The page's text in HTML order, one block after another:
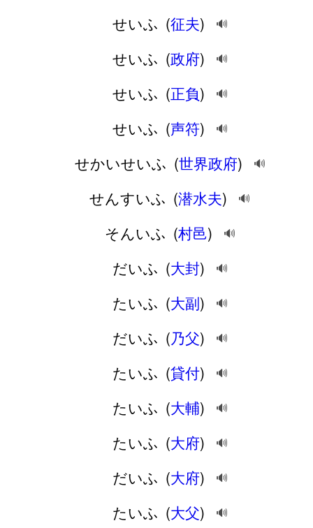
せいふ (征夫) 🔊
せいふ (政府) 🔊
せいふ (正負) 🔊
せいふ (声符) 🔊
せかいせいふ (世界政府) 🔊
せんすいふ (潜水夫) 🔊
そんいふ (村邑) 🔊
だいふ (大封) 🔊
たいふ (大副) 🔊
だいふ (乃父) 🔊
たいふ (貸付) 🔊
たいふ (大輔) 🔊
たいふ (大府) 🔊
だいふ (大府) 🔊
たいふ (大父) 🔊